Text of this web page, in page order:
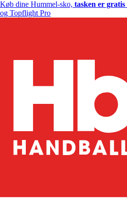
Køb dine Hummel-sko, tasken er gratis
og Topflight Pro